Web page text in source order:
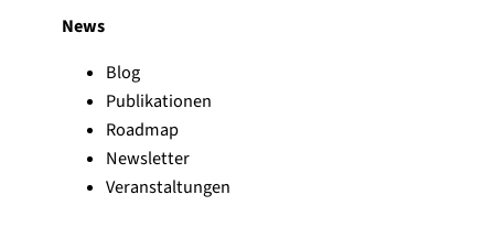
News
Blog
Publikationen
Roadmap
Newsletter
Veranstaltungen